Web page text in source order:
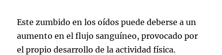
Este zumbido en los oídos puede deberse a un
aumento en el flujo sanguíneo, provocado por
el propio desarrollo de la actividad física.